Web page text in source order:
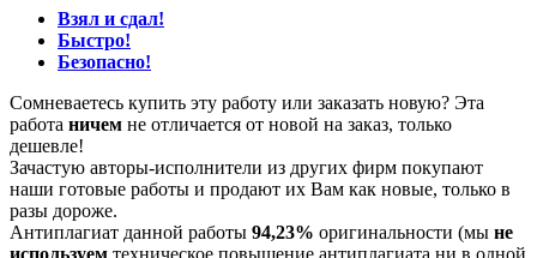
Взял и сдал!
Быстро!
Безопасно!
Сомневаетесь купить эту работу или заказать новую? Эта
работа ничем не отличается от новой на заказ, только
дешевле!
Зачастую авторы-исполнители из других фирм покупают
наши готовые работы и продают их Вам как новые, только в
разы дороже.
Антиплагиат данной работы 94,23% оригинальности (мы не